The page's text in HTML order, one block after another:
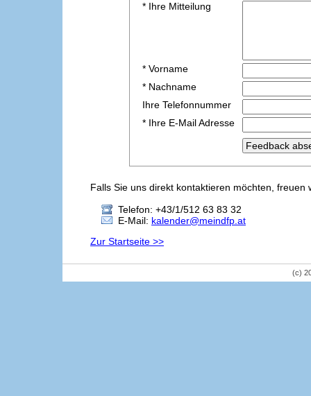
* Ihre Mitteilung
* Vorname
* Nachname
Ihre Telefonnummer
* Ihre E-Mail Adresse
Falls Sie uns direkt kontaktieren möchten,
Telefon: +43/1/512 63 83 32
E-Mail: kalender@meindfp.at
Zur Startseite >>
(c)